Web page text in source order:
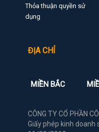
Thỏa thuận quyền sử
dụng
ĐỊA CHỈ
MIỀN BẮC
CÔNG TY CỔ PHẦN
Giấy phép kinh doanh